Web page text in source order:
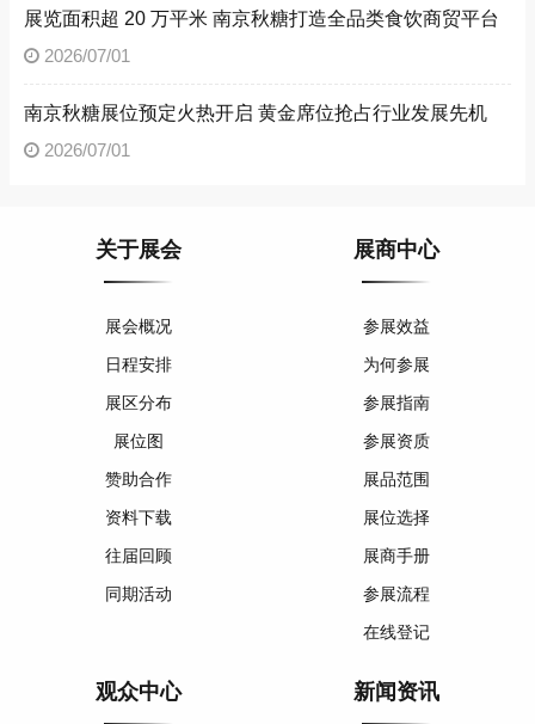
展览面积超 20 万平米 南京秋糖打造全品类食饮商贸平台
2026/07/01
南京秋糖展位预定火热开启 黄金席位抢占行业发展先机
2026/07/01
关于展会
展会概况
日程安排
展区分布
展位图
赞助合作
资料下载
往届回顾
同期活动
展商中心
参展效益
为何参展
参展指南
参展资质
展品范围
展位选择
展商手册
参展流程
在线登记
观众中心 新闻资讯